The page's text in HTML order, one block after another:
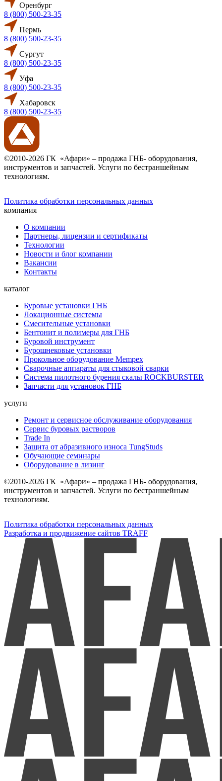
Оренбург
8 (800) 500-23-35
Пермь
8 (800) 500-23-35
Сургут
8 (800) 500-23-35
Уфа
8 (800) 500-23-35
Хабаровск
8 (800) 500-23-35
©2010-2026 ГК «Афари» – продажа ГНБ- оборудования,
инструментов и запчастей. Услуги по бестраншейным
технологиям.
Политика обработки персональных данных
компания
О компании
Партнеры, лицензии и сертификаты
Технологии
Новости и блог компании
Вакансии
Контакты
каталог
Буровые установки ГНБ
Локационные системы
Смесительные установки
Бентонит и полимеры для ГНБ
Буровой инструмент
Бурошнековые установки
Прокольное оборудование Mempex
Сварочные аппараты для стыковой сварки
Система пилотного бурения скалы ROCKBURSTER
Запчасти для установок ГНБ
услуги
Ремонт и сервисное обслуживание оборудования
Сервис буровых растворов
Trade In
Защита от абразивного износа TungStuds
Обучающие семинары
Оборудование в лизинг
©2010-2026 ГК «Афари» – продажа ГНБ- оборудования,
инструментов и запчастей. Услуги по бестраншейным
технологиям.
Политика обработки персональных данных
Разработка и продвижение сайтов TRAFF